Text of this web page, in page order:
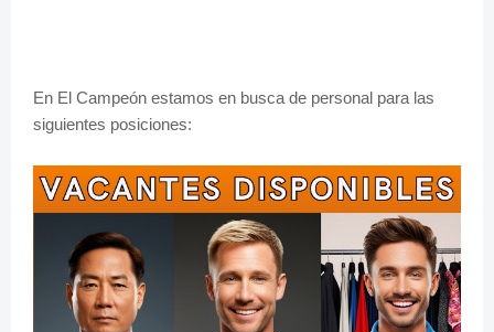
En El Campeón estamos en busca de personal para las
siguientes posiciones: